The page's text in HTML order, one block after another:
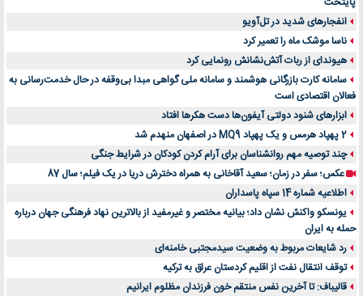
انفجارهای شدید در تل‌آویو
ناسا موشک ماه را تعمیر کرد
هیوندای از ربات آتش‌نشانش رونمایی کرد
سامانه کارت بازرگانی هوشمند و سامانه ملی گواهی مبدا بی‌وقفه در حال خدمت‌رسانی به
فعالان اقتصادی است
ابزارهای شنود دولتی آیفون‌ها دست هکرها افتاد
2 پهپاد هرمس و یک پهپاد MQ9 در اصفهان منهدم شد
چند توصیه مهم روانشناسان برای آرام کردن کودکان در شرایط جنگی
عکس؛ سفر در زمان؛ سعید آقاخانی به همراه دخترش دریا در یک فیلم؛ سال 87
اطلاعیه شماره 14 سپاه پاسداران
یونسکو واکنش نشان داد؛ بیانیه مختصر و غیرمفید از بالاترین نهاد فرهنگی جهان درباره
حمله به ایران
رد شایعات مربوط به وضعیت سیدمجتبی خامنه‌ای
توقف انتقال نفت از اقلیم کردستان عراق به ترکیه
قالیباف: تا آخرین نفس منتقم خون فرزندان مظلوم ایرانیم